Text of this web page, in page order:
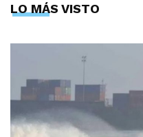
LO MÁS VISTO